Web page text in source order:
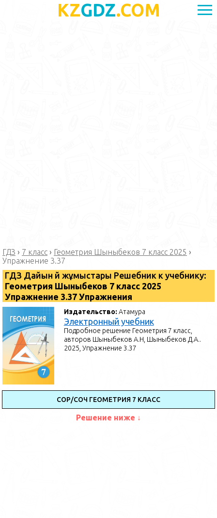
KZGDZ.COM
ГДЗ › 7 класс › Геометрия Шыныбеков 7 класс 2025 ›
Упражнение 3.37
ГДЗ Дайын үй жұмыстары Решебник к учебнику:
Геометрия Шыныбеков 7 класс 2025
Упражнение 3.37 Упражнения
Издательство:Атамура
Электронный учебник
Подробное решение Геометрия 7 класс,
авторов Шыныбеков А.Н, Шыныбеков Д.А..
2025, Упражнение 3.37
СОР/СОЧ ГЕОМЕТРИЯ 7 КЛАСС
Решение ниже ↓